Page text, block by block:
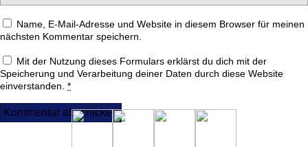
Name, E-Mail-Adresse und Website in diesem Browser für meinen
nächsten Kommentar speichern.
Mit der Nutzung dieses Formulars erklärst du dich mit der
Speicherung und Verarbeitung deiner Daten durch diese Website
einverstanden. *